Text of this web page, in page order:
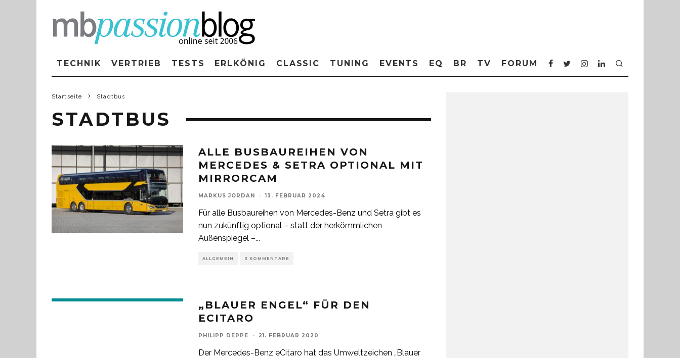
TECHNIK VERTRIEB TESTS ERLKÖNIG CLASSIC TUNING EVENTS EQ BR TV FORUM
Startseite Stadtbus
STADTBUS
ALLE BUSBAUREIHEN VON
MERCEDES & SETRA OPTIONAL MIT
MIRRORCAM
MARKUS JORDAN · 13. FEBRUAR 2024
Für alle Busbaureihen von Mercedes-Benz und Setra gibt es
nun zukünftig optional – statt der herkömmlichen
Außenspiegel –...
ALLGEMEIN 3 KOMMENTARE
„BLAUER ENGEL“ FÜR DEN
ECITARO
PHILIPP DEPPE · 21. FEBRUAR 2020
Der Mercedes-Benz eCitaro hat das Umweltzeichen „Blauer